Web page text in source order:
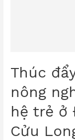
Thúc
nông
hệ trẻ ở
Cửu